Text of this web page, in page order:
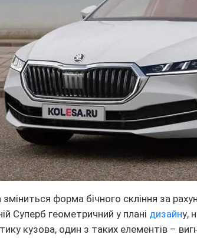
зміниться форма бічного скління за
Суперб геометричний у плані дизайну,
кузова, один з таких елементів –